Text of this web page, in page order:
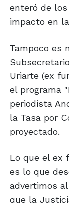
enteró de
impacto en
Tampoco es
Uriarte (ex
el programa
periodista
la Tasa por
proyectado.
Lo que el ex
es lo que
advertimos
que la